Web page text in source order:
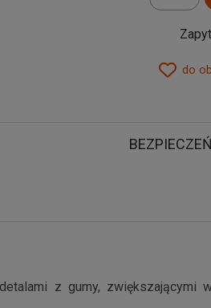
do
z gumy, zwiększającymi